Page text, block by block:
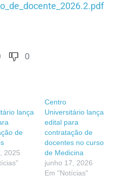
0
lança
de
2025
Centro
Universitário lança
edital para
contratação de
docentes no curso
de Medicina
junho 17, 2026
Em "Notícias"